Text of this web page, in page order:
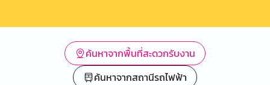
ค้นหาจากพื้นที่สะดวกรับงาน
ค้นหาจากสถานีรถไฟฟ้า